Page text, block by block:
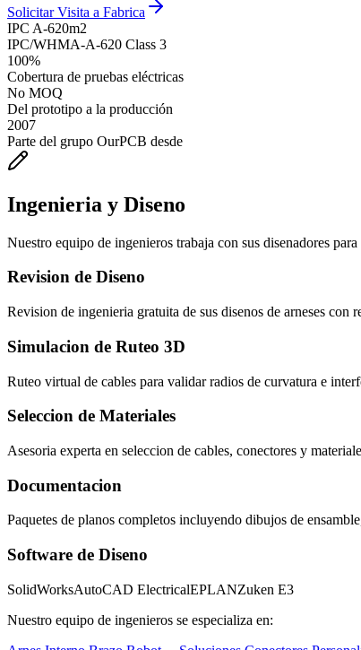
Solicitar Visita a Fabrica
IPC A-620m2
IPC/WHMA-A-620 Class 3
100%
Cobertura de pruebas eléctricas
No MOQ
Del prototipo a la producción
2007
Parte del grupo OurPCB desde
Ingenieria y Diseno
Nuestro equipo de ingenieros trabaja con sus disenadores
Revision de Diseno
Revision de ingenieria gratuita de sus disenos de arneses con
Simulacion de Ruteo 3D
Ruteo virtual de cables para validar radios de curvatura e
Seleccion de Materiales
Asesoria experta en seleccion de cables, conectores y
Documentacion
Paquetes de planos completos incluyendo dibujos de
Software de Diseno
SolidWorksAutoCAD ElectricalEPLANZuken E3
Nuestro equipo de ingenieros se especializa en: